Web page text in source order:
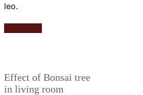
leo.
Effect of Bonsai tree
in living room